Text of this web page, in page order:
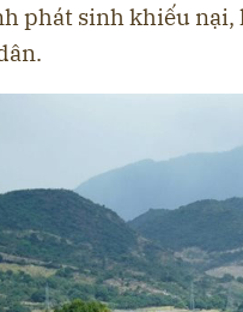
phát sinh khiếu nại,